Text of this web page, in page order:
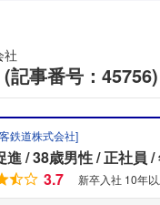
社
記事番号：45756)
鉄道株式会社]
進 38歳男性 正社員
3.7
新卒入社 10年